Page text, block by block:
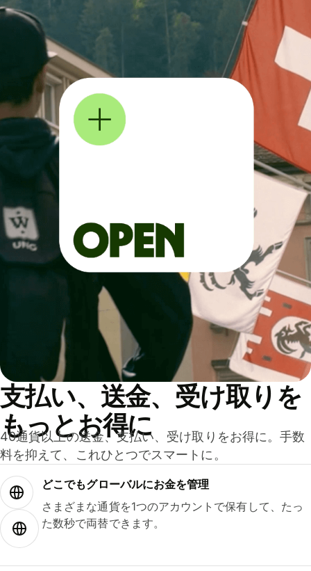
支払い、送金、受け取りを
もっとお得に
40通貨以上の送金、支払い、受け取りをお得に。手数
料を抑えて、これひとつでスマートに。
どこでもグ⁠ロ⁠ー⁠バ⁠ルにお金を管理
さまざまな通貨を1つのアカウントで保有して、たっ
た数秒で両替できます。